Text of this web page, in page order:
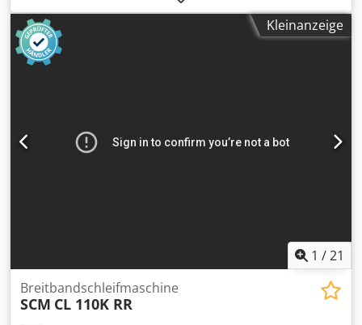
Weber 32 mm - genutete Stahlkallibrierwalze -
Bandabblasung - Vakuumteppich Schleifbreite: 1100 mm
Antrieb: 15 kW Vorschub ca. 1,1 kW Höhenverstellung 0,25
kW Schleifbandabmessungen: 1150 x 2500 mm
mm Absaugstutzen: Band 180 mm / Bürste 120 mm
Saugluftmenge: 0,74 m³/s Anschlußwert: 23 kW
Kleinanzeige
1 /21
Breitbandschleifmaschine
SCM CL 110K RR